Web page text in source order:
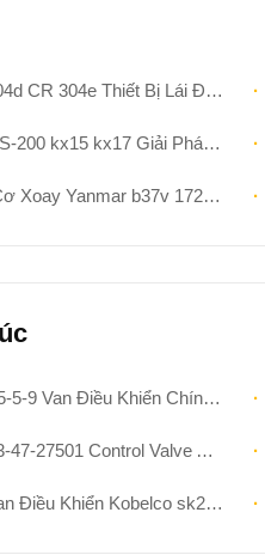
281-3052 Nachi PCR-2b-10a-FP-8584a Đối Với Các Bộ Phận Máy Đào Mini
Pháp Sửa Chữa Động Cơ Swing Bị Hỏng
73310 172175-73312 Cho Máy Xúc Mini
Chính Cho Hyundai 31Q6-16111
Assy Komatsu Đối Với pc400-7 pc400-8
sk200-3 sk200-4 YN30V00084F1